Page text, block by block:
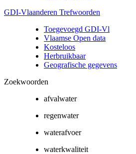
GDI-Vlaanderen Trefwoorden
Toegevoegd GDI-Vl
Vlaamse Open data
Kosteloos
Herbruikbaar
Geografische gegevens
Zoekwoorden
afvalwater
regenwater
waterafvoer
waterkwaliteit